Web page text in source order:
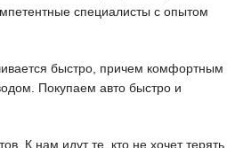
специалисты с опытом
быстро, причем комфортным
Покупаем авто быстро и
К нам идут те, кто не хочет терять